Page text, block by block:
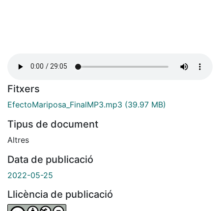
Fitxers
EfectoMariposa_FinalMP3.mp3 (39.97 MB)
Tipus de document
Altres
Data de publicació
2022-05-25
Llicència de publicació